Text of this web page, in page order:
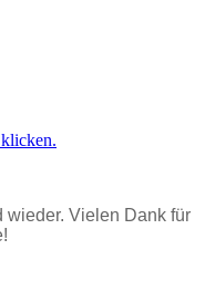
wieder. Vielen Dank für